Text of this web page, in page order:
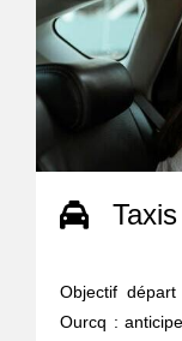
Objectif
Ourcq :